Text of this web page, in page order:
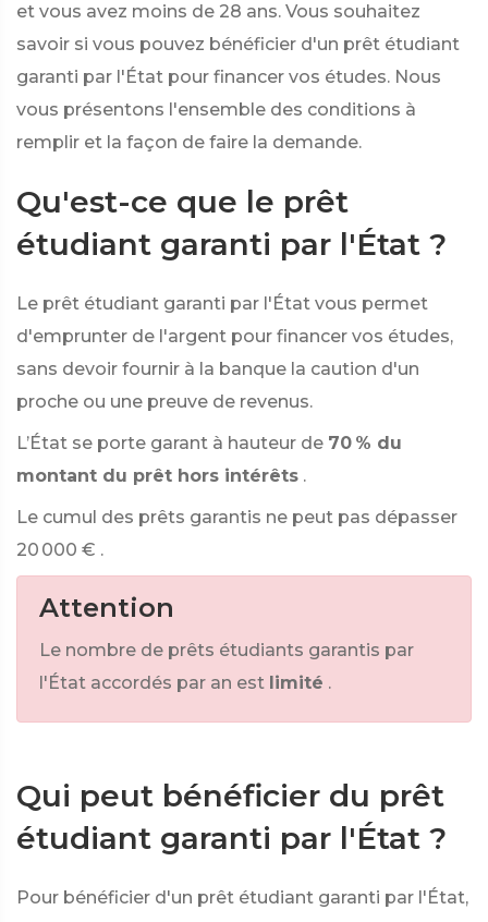
et vous avez moins de 28 ans. Vous souhaitez
savoir si vous pouvez bénéficier d'un prêt étudiant
garanti par l'État pour financer vos études. Nous
vous présentons l'ensemble des conditions à
remplir et la façon de faire la demande.
Qu'est-ce que le prêt
étudiant garanti par l'État ?
Le prêt étudiant garanti par l'État vous permet
d'emprunter de l'argent pour financer vos études,
sans devoir fournir à la banque la caution d'un
proche ou une preuve de revenus.
L’État se porte garant à hauteur de 70 % du
montant du prêt hors intérêts .
Le cumul des prêts garantis ne peut pas dépasser
20 000 € .
Attention
Le nombre de prêts étudiants garantis par
l'État accordés par an est limité .
Qui peut bénéficier du prêt
étudiant garanti par l'État ?
Pour bénéficier d'un prêt étudiant garanti par l'État,